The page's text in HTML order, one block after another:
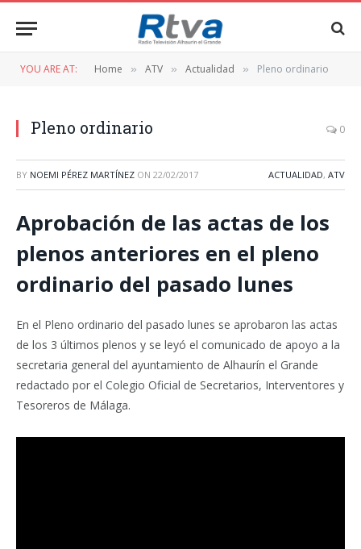
YOU ARE AT: Home » ATV » Actualidad » Pleno ordinario
Pleno ordinario 0
BY NOEMI PÉREZ MARTÍNEZ ON 22/02/2017 ACTUALIDAD, ATV
Aprobación de las actas de los
plenos anteriores en el pleno
ordinario del pasado lunes
En el Pleno ordinario del pasado lunes se aprobaron las actas
de los 3 últimos plenos y se leyó el comunicado de apoyo a la
secretaria general del ayuntamiento de Alhaurín el Grande
redactado por el Colegio Oficial de Secretarios, Interventores y
Tesoreros de Málaga.